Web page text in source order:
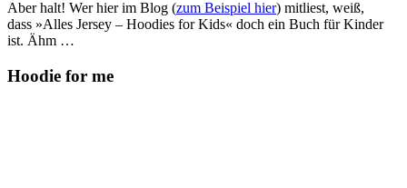
Aber halt! Wer hier im Blog (zum Beispiel hier) mitliest, weiß,
dass »Alles Jersey – Hoodies for Kids« doch ein Buch für Kinder
ist. Ähm …
Hoodie for me